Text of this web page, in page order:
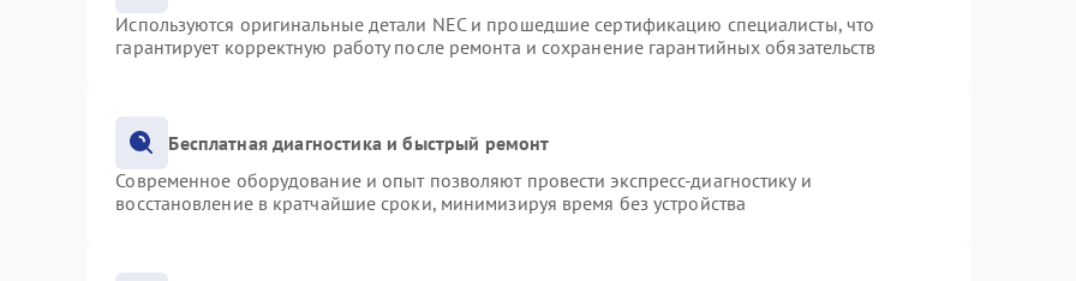
Используются оригинальные детали NEC и прошедшие сертификацию специалисты, что
гарантирует корректную работу после ремонта и сохранение гарантийных обязательств
Бесплатная диагностика и быстрый ремонт
Современное оборудование и опыт позволяют провести экспресс-диагностику и
восстановление в кратчайшие сроки, минимизируя время без устройства